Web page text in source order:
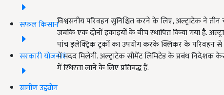
सफल किसान
सरकारी योजनाएं
ग्रामीण उद्द्योग
विश्वसनीय परिवहन सुनिश्चित करने के लिए, अल्ट्राटेक ने
जबकि एक दोनों इकाइयों के बीच स्थापित किया गया है.
पांच इलेक्ट्रिक ट्रकों का उपयोग करके क्लिंकर के परिवहन
में मदद मिलेगी. अल्ट्राटेक सीमेंट लिमिटेड के प्रबंध निदेशक
में स्थिरता लाने के लिए प्रतिबद्ध हैं.